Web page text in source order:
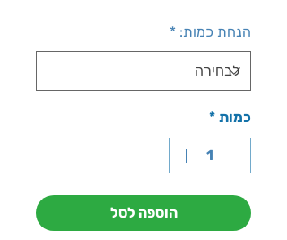
הנחת כמות: *
כמות *
הוספה לסל